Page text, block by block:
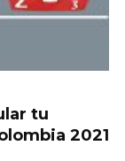
tu
2021